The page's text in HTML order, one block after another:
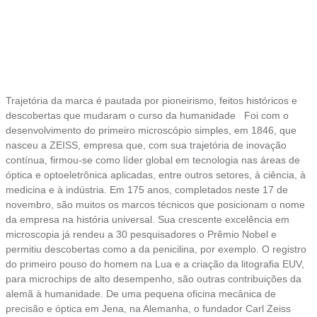
Trajetória da marca é pautada por pioneirismo, feitos históricos e
descobertas que mudaram o curso da humanidade Foi com o
desenvolvimento do primeiro microscópio simples, em 1846, que
nasceu a ZEISS, empresa que, com sua trajetória de inovação
contínua, firmou-se como líder global em tecnologia nas áreas de
óptica e optoeletrônica aplicadas, entre outros setores, à ciência, à
medicina e à indústria. Em 175 anos, completados neste 17 de
novembro, são muitos os marcos técnicos que posicionam o nome
da empresa na história universal. Sua crescente excelência em
microscopia já rendeu a 30 pesquisadores o Prêmio Nobel e
permitiu descobertas como a da penicilina, por exemplo. O registro
do primeiro pouso do homem na Lua e a criação da litografia EUV,
para microchips de alto desempenho, são outras contribuições da
alemã à humanidade. De uma pequena oficina mecânica de
precisão e óptica em Jena, na Alemanha, o fundador Carl Zeiss